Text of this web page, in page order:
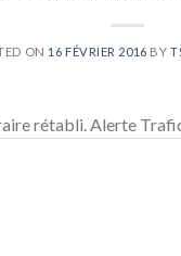
ON 16 FÉVRIER 2016 BY
rétabli. Alerte